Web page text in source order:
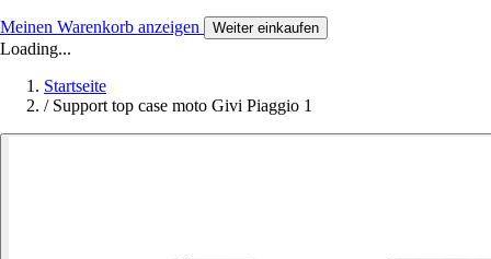
Meinen Warenkorb anzeigen Weiter einkaufen
Loading...
Startseite
/ Support top case moto Givi Piaggio 1